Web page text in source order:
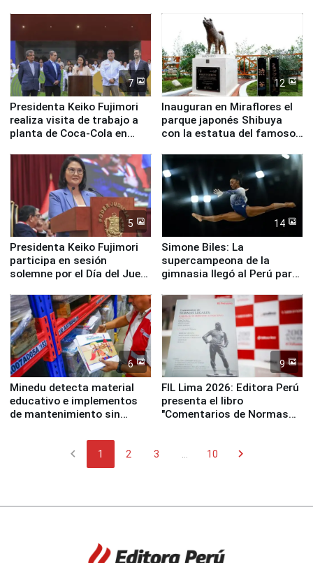
7
Presidenta Keiko Fujimori
realiza visita de trabajo a
planta de Coca-Cola en
12
Inauguran en Miraflores el
parque japonés Shibuya
con la estatua del famoso
5
Presidenta Keiko Fujimori
participa en sesión
solemne por el Día del Juez
14
Simone Biles: La
supercampeona de la
gimnasia llegó al Perú para
Panamericanos Lima 2027
6
Minedu detecta material
educativo e implementos
de mantenimiento sin
9
FIL Lima 2026: Editora Perú
presenta el libro
"Comentarios de Normas
chevron_left 1 2 3 10 chevron_right